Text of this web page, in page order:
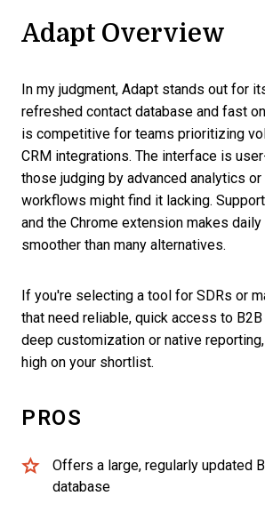
Adapt Overview
In my judgment, Adapt stands out for
refreshed contact database and fast
is competitive for teams prioritizing
CRM integrations. The interface is
those judging by advanced analytics
workflows might find it lacking.
and the Chrome extension makes
smoother than many alternatives.
If you're selecting a tool for SDRs or
that need reliable, quick access to
deep customization or native
high on your shortlist.
PROS
Offers a large, regularly updated
database